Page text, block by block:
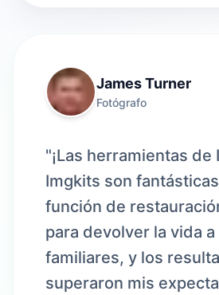
James Turner
Fotógrafo
"¡Las herramientas de
Imgkits son
función de
para devolver la vida
familiares, y los
superaron mis